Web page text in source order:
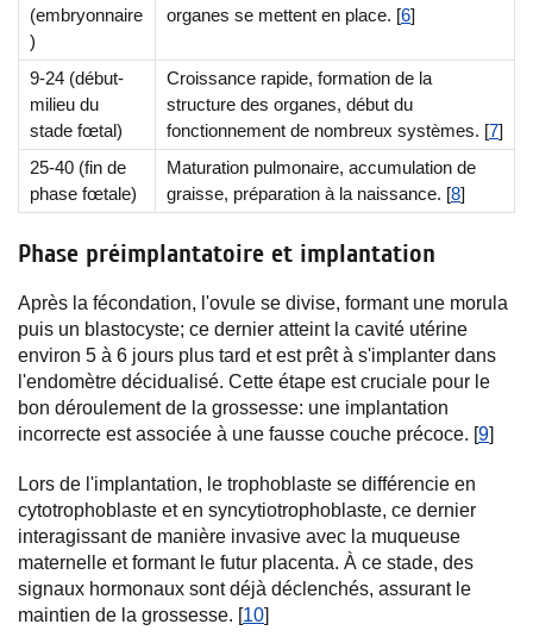
(embryonnaire
)
organes se mettent en place. [6]
9-24 (début-
milieu du
stade fœtal)
Croissance rapide, formation de la
structure des organes, début du
fonctionnement de nombreux systèmes. [7]
25-40 (fin de
phase fœtale)
Maturation pulmonaire, accumulation de
graisse, préparation à la naissance. [8]
Phase préimplantatoire et implantation
Après la fécondation, l'ovule se divise, formant une morula
puis un blastocyste; ce dernier atteint la cavité utérine
environ 5 à 6 jours plus tard et est prêt à s'implanter dans
l'endomètre décidualisé. Cette étape est cruciale pour le
bon déroulement de la grossesse: une implantation
incorrecte est associée à une fausse couche précoce. [9]
Lors de l'implantation, le trophoblaste se différencie en
cytotrophoblaste et en syncytiotrophoblaste, ce dernier
interagissant de manière invasive avec la muqueuse
maternelle et formant le futur placenta. À ce stade, des
signaux hormonaux sont déjà déclenchés, assurant le
maintien de la grossesse. [10]